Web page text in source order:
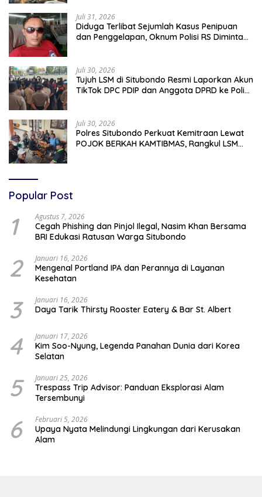
Juli 31, 2026
Diduga Terlibat Sejumlah Kasus Penipuan
dan Penggelapan, Oknum Polisi RS Diminta
Juli 30, 2026
Tujuh LSM di Situbondo Resmi Laporkan Akun
TikTok DPC PDIP dan Anggota DPRD ke Polisi:
Juli 30, 2026
Polres Situbondo Perkuat Kemitraan Lewat
POJOK BERKAH KAMTIBMAS, Rangkul LSM
Popular Post
1 Agustus 7, 2026
Cegah Phishing dan Pinjol Ilegal, Nasim Khan Bersama
BRI Edukasi Ratusan Warga Situbondo
2 Januari 16, 2026
Mengenal Portland IPA dan Perannya di Layanan
Kesehatan
3 Januari 16, 2026
Daya Tarik Thirsty Rooster Eatery & Bar St. Albert
4 Januari 17, 2026
Kim Soo-Nyung, Legenda Panahan Dunia dari Korea
Selatan
5 Januari 25, 2026
Trespass Trip Advisor: Panduan Eksplorasi Alam
Tersembunyi
6 Februari 5, 2026
Upaya Nyata Melindungi Lingkungan dari Kerusakan
Alam